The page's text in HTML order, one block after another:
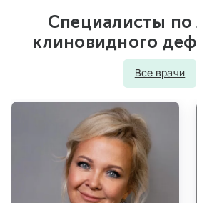
Специалисты
клиновидного
Все врачи